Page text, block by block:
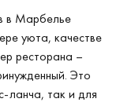
в Марбелье
уюта, качестве
ресторана –
Это
ланча, так и для